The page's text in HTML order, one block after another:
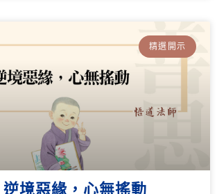
精選開示
境惡緣，心無搖動